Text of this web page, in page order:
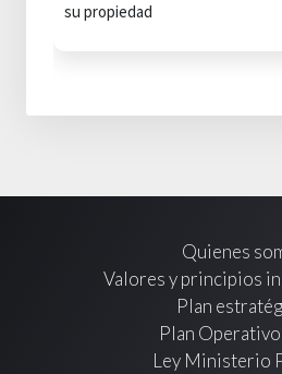
su propiedad
Quienes
Valores y principios
Plan
Plan
Ley Ministerio